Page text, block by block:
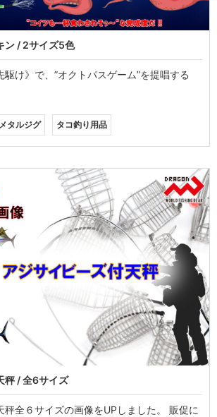
ン / 2サイズ5色
駆け》で、”オクトパスゲーム”を提唱する
タルジグ タコ釣り用品
秤 / 全6サイズ
秤全６サイズの画像をUPしました。 販促に